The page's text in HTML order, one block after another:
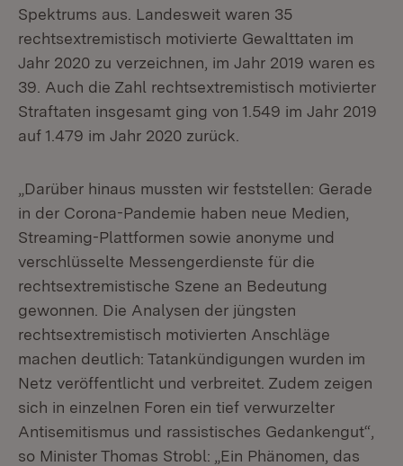
Spektrums aus. Landesweit waren 35
rechtsextremistisch motivierte Gewalttaten im
Jahr 2020 zu verzeichnen, im Jahr 2019 waren es
39. Auch die Zahl rechtsextremistisch motivierter
Straftaten insgesamt ging von 1.549 im Jahr 2019
auf 1.479 im Jahr 2020 zurück.
„Darüber hinaus mussten wir feststellen: Gerade
in der Corona-Pandemie haben neue Medien,
Streaming-Plattformen sowie anonyme und
verschlüsselte Messengerdienste für die
rechtsextremistische Szene an Bedeutung
gewonnen. Die Analysen der jüngsten
rechtsextremistisch motivierten Anschläge
machen deutlich: Tatankündigungen wurden im
Netz veröffentlicht und verbreitet. Zudem zeigen
sich in einzelnen Foren ein tief verwurzelter
Antisemitismus und rassistisches Gedankengut“,
so Minister Thomas Strobl: „Ein Phänomen, das